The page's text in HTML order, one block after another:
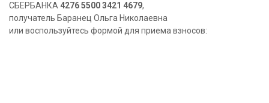
СБЕРБАНКА 4276 5500 3421 4679,
получатель Баранец Ольга Николаевна
или воспользуйтесь формой для приема взносов: